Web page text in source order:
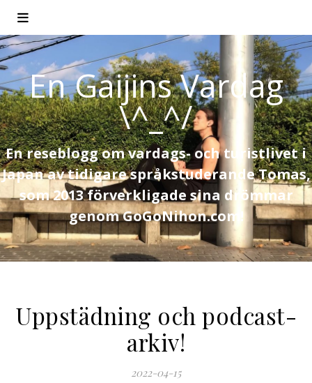
En Gaijins Vardag
\^_^/
En reseblogg om vardags- och turistlivet i
Japan av tidigare språkstuderande Tomas,
som 2013 förverkligade sina drömmar
genom GoGoNihon.com!
Uppstädning och podcast-
arkiv!
2022-04-15